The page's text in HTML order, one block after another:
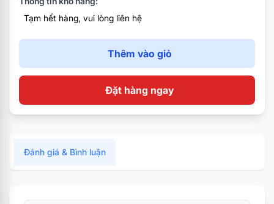
Tạm hết hàng, vui lòng liên hệ
Thêm vào giỏ
Đặt hàng ngay
Đánh giá & Bình luận